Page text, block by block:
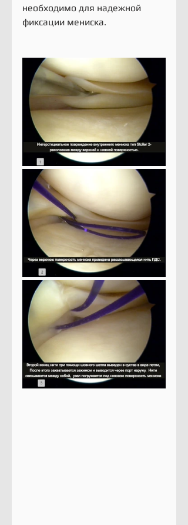
необходимо для надежной
фиксации мениска.